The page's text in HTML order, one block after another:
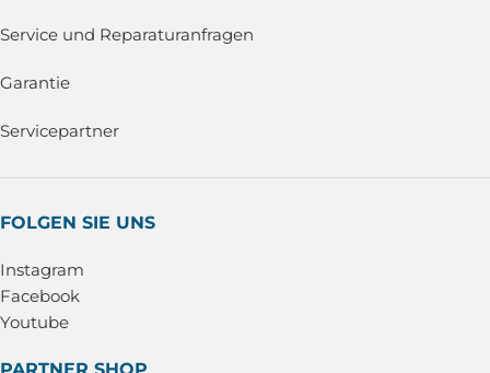
Service und Reparaturanfragen
Garantie
Servicepartner
FOLGEN SIE UNS
Instagram
Facebook
Youtube